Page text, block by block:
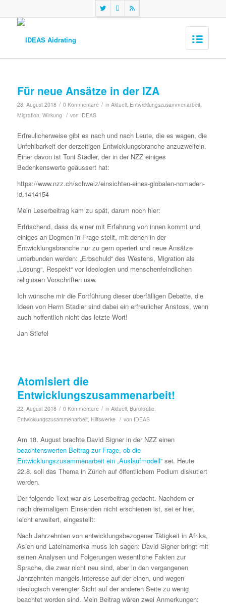
Für neue Ansätze in der IZA
28. August 2018 / 0 Kommentare / in Aktuell, Entwicklungszusammenarbeit,
Migration, Wirkung / von IDEAS
Erfreulicherweise gibt es nach und nach Leute, die es wagen, die
Unfehlbarkeit der derzeitigen Entwicklungsbranche anzuzweifeln.
Einer davon ist Toni Stadler, der in der NZZ einiges
Bedenkenswerte geäussert hat:
https://www.nzz.ch/schweiz/einsichten-eines-globalen-nomaden-
ld.1414154
Mein Leserbeitrag kam zu spät, darum noch hier:
Erfrischend, dass da einer mit Erfahrung von innen kommt und
einiges an Dogmen in Frage stellt, mit denen in der
Entwicklungsbranche nur zu gern operiert und neue Ansätze
unterbunden werden: „Erbschuld“ des Westens, Migration als
„Lösung“, Respekt“ vor Ideologien und menschenfeindlichen
religiösen Vorschriften usw.
Ich wünsche mir die Fortführung dieser überfälligen Debatte, die
Ideen von Herrn Stadler sind dabei ein erfreulicher Anstoss, wenn
auch hoffentlich nicht das letzte Wort!
Jan Stiefel
Atomisiert die
Entwicklungszusammenarbeit!
22. August 2018 / 0 Kommentare / in Aktuell, Bürokratie,
Entwicklungszusammenarbeit, Hilfswerke / von IDEAS
Am 18. August brachte David Signer in der NZZ einen
beachtenswerten Beitrag zur Frage, ob die
Entwicklungszusammenarbeit ein „Auslaufmodell“sei. Heute
22.8. soll das Thema in Zürich auf öffentlichem Podium diskutiert
werden.
Der folgende Text war als Leserbeitrag gedacht. Nachdem er
nach dreimaligem Einsenden nicht erschienen ist, sei er hier,
leicht erweitert, eingestellt:
Nach Jahrzehnten von entwicklungsbezogener Tätigkeit in Afrika,
Asien und Lateinamerika muss ich sagen: David Signer bringt mit
seinen Analysen und Folgerungen wesentliche Fakten zur
Sprache, die zwar nicht neu sind, aber in den vergangenen
Jahrzehnten mangels Interesse auf der einen, und wegen
ideologisch verengter Sicht auf der anderen Seite zu wenig
beachtet worden sind. Mein Beitrag wären zwei Anmerkungen: